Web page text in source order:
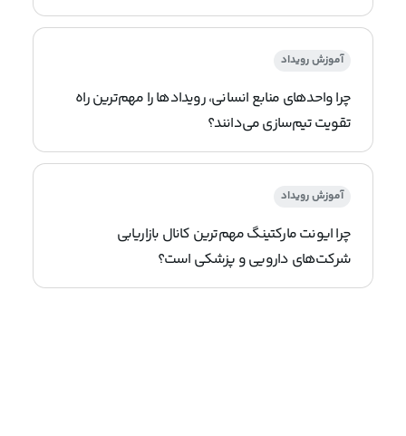
آموزش رویداد
چرا واحدهای منابع انسانی، رویدادها را مهم‌ترین راه
تقویت تیم‌سازی می‌دانند؟
آموزش رویداد
چرا ایونت مارکتینگ مهم‌ترین کانال بازاریابی
شرکت‌های دارویی و پزشکی است؟